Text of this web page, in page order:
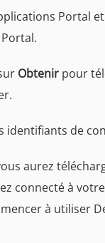
Portal
Obtenir pour
identifiants de
aurez
connecté à
à utiliser